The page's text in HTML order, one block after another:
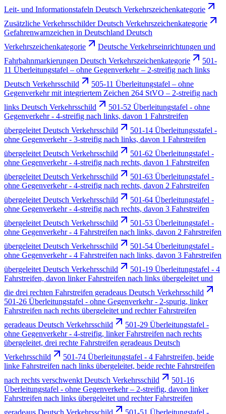
Leit- und Informationstafeln Deutsch Verkehrszeichenkategorie
Zusätzliche Verkehrsschilder Deutsch Verkehrszeichenkategorie
Gefahrenwarnzeichen in Deutschland Deutsch
Verkehrszeichenkategorie
Deutsche Verkehrseinrichtungen und
Fahrbahnmarkierungen Deutsch Verkehrszeichenkategorie
501-
11 Überleitungstafel – ohne Gegenverkehr – 2-streifig nach links
Deutsch Verkehrsschild
505-11 Überleitungstafel – ohne
Gegenverkehr mit integriertem Zeichen 264 StVO – 2-streifig nach
links Deutsch Verkehrsschild
501-52 Überleitungstafel - ohne
Gegenverkehr - 4-streifig nach links, davon 1 Fahrstreifen
übergeleitet Deutsch Verkehrsschild
501-14 Überleitungsstafel -
ohne Gegenverkehr - 3-streifig nach links, davon 1 Fahrstreifen
übergeleitet Deutsch Verkehrsschild
501-62 Überleitungstafel -
ohne Gegenverkehr - 4-streifig nach rechts, davon 1 Fahrstreifen
übergeleitet Deutsch Verkehrsschild
501-63 Überleitungstafel -
ohne Gegenverkehr - 4-streifig nach rechts, davon 2 Fahrstreifen
übergeleitet Deutsch Verkehrsschild
501-64 Überleitungstafel -
ohne Gegenverkehr - 4-streifig nach rechts, davon 3 Fahrstreifen
übergeleitet Deutsch Verkehrsschild
501-53 Überleitungstafel -
ohne Gegenverkehr - 4 Fahrstreifen nach links, davon 2 Fahrstreifen
übergeleitet Deutsch Verkehrsschild
501-54 Überleitungstafel -
ohne Gegenverkehr - 4 Fahrstreifen nach links, davon 3 Fahrstreifen
übergeleitet Deutsch Verkehrsschild
501-19 Überleitungstafel - 4
Fahrstreifen, davon linker Fahrstreifen nach links übergeleitet und
die drei rechten Fahrstreifen geradeaus Deutsch Verkehrsschild
501-26 Überleitungstafel - ohne Gegenverkehr - 2-spurig, linker
Fahrstreifen nach rechts übergeleitet und rechter Fahrstreifen
geradeaus Deutsch Verkehrsschild
501-29 Überleitungstafel -
ohne Gegenverkehr - 4-streifig, linker Fahrstreifen nach rechts
übergeleitet, drei rechte Fahrstreifen geradeaus Deutsch
Verkehrsschild
501-74 Überleitungstafel - 4 Fahrstreifen, beide
linke Fahrstreifen nach links übergeleitet, beide rechte Fahrstreifen
nach rechts verschwenkt Deutsch Verkehrsschild
501-16
Überleitungstafel - ohne Gegenverkehr – 2-streifig, davon linker
Fahrstreifen nach links übergeleitet und rechter Fahrstreifen
geradeaus Deutsch Verkehrsschild
501-51 Überleitungstafel -